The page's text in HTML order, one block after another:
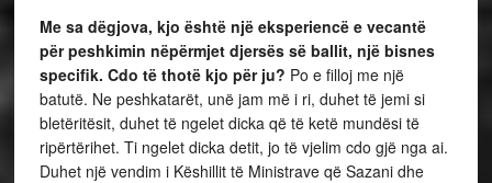
Me sa dëgjova, kjo është një eksperiencë e vecantë
për peshkimin nëpërmjet djersës së ballit, një bisnes
specifik. Cdo të thotë kjo për ju? Po e filloj me një
batutë. Ne peshkatarët, unë jam më i ri, duhet të jemi si
bletëritësit, duhet të ngelet dicka që të ketë mundësi të
ripërtërihet. Ti ngelet dicka detit, jo të vjelim cdo gjë nga ai.
Duhet një vendim i Këshillit të Ministrave që Sazani dhe